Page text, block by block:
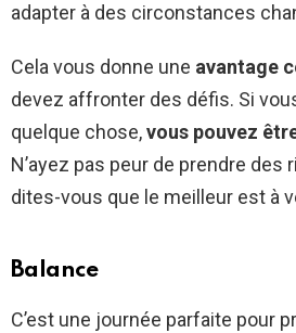
adapter à des circonstances
Cela vous donne une avantage
devez affronter des défis. Si
quelque chose,vous pouvez
N’ayez pas peur de prendre
dites-vous que le meilleur est à
Balance
C’est une journée parfaite pour